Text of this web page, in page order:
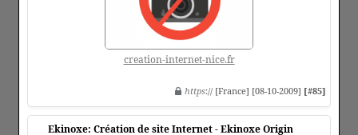
creation-internet-nice.fr
https:// [France] [08-10-2009] [#85]
Ekinoxe: Création de site Internet - Ekinoxe Origin